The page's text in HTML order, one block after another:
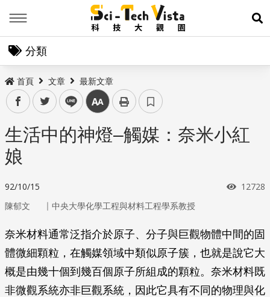
展
分類
首頁 文章 最新文章
facebooktwitter line 中
生活中的神燈–觸媒：奈米小紅
娘
92/10/15 瀏覽次
12728
陳郁文 ｜ 中央大學化學工程與材料工程學系教授
奈米材料通常泛指介於原子、分子與巨觀物體中間的固
體微細顆粒，在觸媒領域中類似原子簇，也就是說它大
概是由幾十個到幾百個原子所組成的顆粒。奈米材料既
非微觀系統亦非巨觀系統，因此它具有不同的物理與化